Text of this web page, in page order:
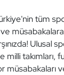
tüm
Ulusal
milli takımları,
müsabakaları